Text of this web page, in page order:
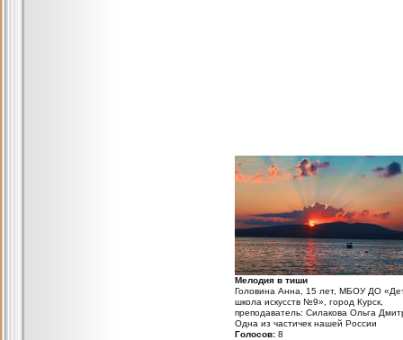
Мелодия в тиши
Головина Анна, 15 лет, МБОУ ДО
школа искусств №9», город Курск,
преподаватель: Силакова Ольга
Одна из частичек нашей России
Голосов: 8